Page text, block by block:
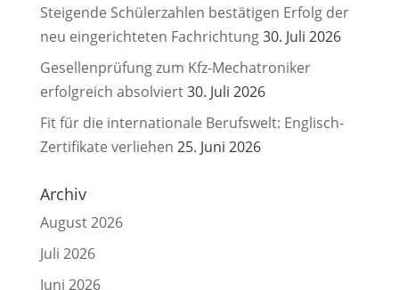
Steigende Schülerzahlen bestätigen Erfolg der
neu eingerichteten Fachrichtung30. Juli 2026
Gesellenprüfung zum Kfz-Mechatroniker
erfolgreich absolviert30. Juli 2026
Fit für die internationale Berufswelt: Englisch-
Zertifikate verliehen 25. Juni 2026
Archiv
August 2026
Juli 2026
Juni 2026